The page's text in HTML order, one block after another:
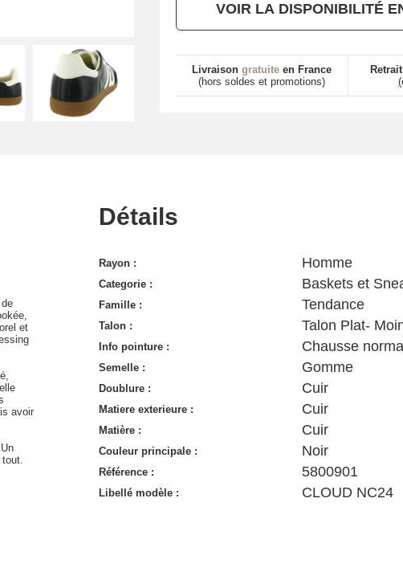
VOIR LA DISPONIBILITÉ
Livraison gratuiteen France
(hors soldes et promotions)
Retrait
et
avoir
tout.
Détails
Rayon : Homme
Categorie : Baskets et
Famille : Tendance
Talon : Talon Plat-
Info pointure : Chausse normal
Semelle : Gomme
Doublure : Cuir
Matiere exterieure : Cuir
Matière : Cuir
Couleur principale : Noir
Référence : 5800901
Libellé modèle : CLOUD NC24